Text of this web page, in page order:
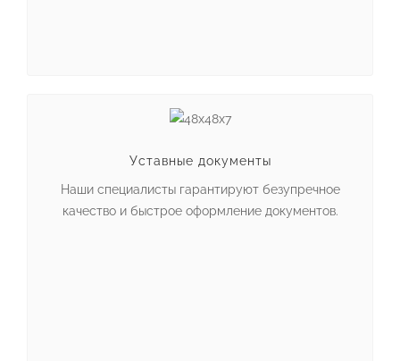
Уставные документы
Наши специалисты гарантируют безупречное
качество и быстрое оформление документов.